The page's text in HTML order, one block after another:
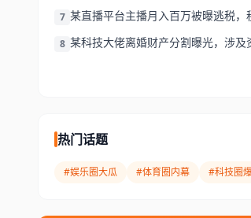
7 某直播平台主播月入百万被曝逃税，
8 某科技大佬离婚财产分割曝光，涉及
热门话题
#娱乐圈大瓜 #体育圈内幕 #科技圈